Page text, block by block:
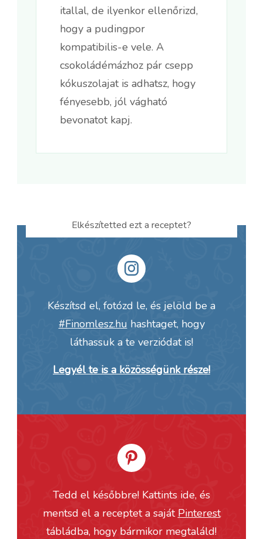
itallal, de ilyenkor ellenőrizd,
hogy a pudingpor
kompatibilis-e vele. A
csokoládémázhoz pár csepp
kókuszolajat is adhatsz, hogy
fényesebb, jól vágható
bevonatot kapj.
Elkészítetted ezt a receptet?
Készítsd el, fotózd le, és jelöld be a
#Finomlesz.hu hashtaget, hogy
láthassuk a te verziódat is!
Legyél te is a közösségünk része!
Tedd el későbbre! Kattints ide, és
mentsd el a receptet a saját Pinterest
tábládba, hogy bármikor megtaláld!